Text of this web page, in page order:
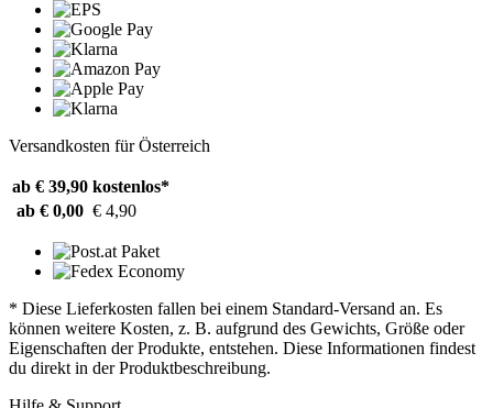
Versandkosten für Österreich
ab € 39,90 kostenlos*
ab € 0,00 € 4,90
* Diese Lieferkosten fallen bei einem Standard-Versand an. Es
können weitere Kosten, z. B. aufgrund des Gewichts, Größe oder
Eigenschaften der Produkte, entstehen. Diese Informationen findest
du direkt in der Produktbeschreibung.